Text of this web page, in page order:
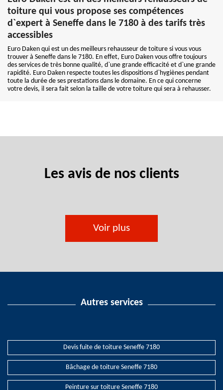
toiture qui vous propose ses compétences
d`expert à Seneffe dans le 7180 à des tarifs très
accessibles
Euro Daken qui est un des meilleurs rehausseur de toiture si vous vous
trouver à Seneffe dans le 7180. En effet, Euro Daken vous offre toujours
des services de très bonne qualité, d`une grande efficacité et d`une grande
rapidité. Euro Daken respecte toutes les dispositions d`hygiènes pendant
toute la durée de ses prestations dans le domaine. En ce qui concerne
votre devis, il sera fait selon la taille de votre toiture qui sera à rehausser.
Les avis de nos clients
Voir plus
Autres services
Devis fuite de toiture Seneffe 7180
Bâchage de toiture Seneffe 7180
Peinture sur toiture Seneffe 7180